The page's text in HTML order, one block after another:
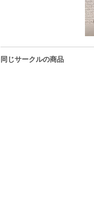
同じサークルの商品